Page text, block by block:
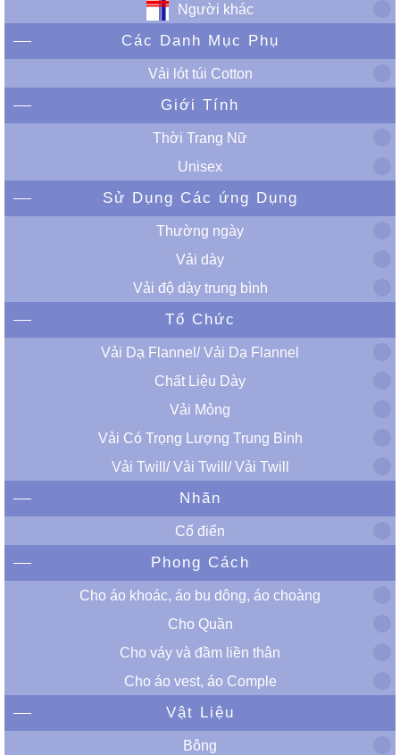
Người khác
Các Danh Mục Phụ
Vải lót túi Cotton
Giới Tính
Thời Trang Nữ
Unisex
Sử Dụng Các ứng Dụng
Thường ngày
Vải dày
Vải độ dày trung bình
Tổ Chức
Vải Dạ Flannel/ Vải Dạ Flannel
Chất Liệu Dày
Vải Mỏng
Vải Có Trọng Lượng Trung Bình
Vải Twill/ Vải Twill/ Vải Twill
Nhãn
Cổ điển
Phong Cách
Cho áo khoác, áo bu dông, áo choàng
Cho Quần
Cho váy và đầm liền thân
Cho áo vest, áo Comple
Vật Liệu
Bông